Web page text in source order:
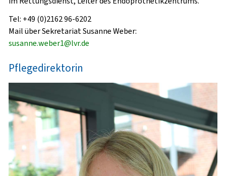
Tel: +49 (0)2162 96-6202
Mail über Sekretariat Susanne Weber:
susanne.weber1@lvr.de
Pflegedirektorin